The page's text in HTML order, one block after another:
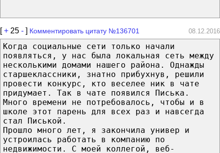
[+ 25 - ] Комментировать цитату №136701 08.12.2016
Когда социальные сети только начали
появляться, у нас была локальная сеть между
несколькими домами нашего района. Однажды
старшеклассники, знатно прибухнув, решили
провести конкурс, кто веселее ник в чате
придумает. Так в чате появился Писька.
Много времени не потребовалось, чтобы и в
школе этот парень для всех раз и навсегда
стал Писькой.
Прошло много лет, я закончила универ и
устроилась работать в компанию по
недвижимости. С моей коллегой, веб-